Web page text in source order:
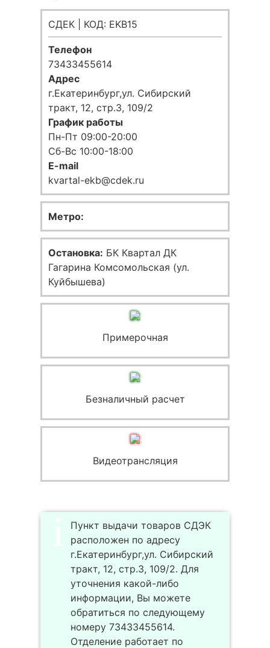
СДЕК | КОД: EKB15
Телефон
73433455614
Адрес
г.Екатеринбург,ул. Сибирский
тракт, 12, стр.3, 109/2
График работы
Пн-Пт 09:00-20:00
Сб-Вс 10:00-18:00
E-mail
kvartal-ekb@cdek.ru
Метро:
Остановка: БК Квартал ДК
Гагарина Комсомольская (ул.
Куйбышева)
Примерочная
Безналичный расчет
Видеотрансляция
Пункт выдачи товаров СДЭК
расположен по адресу
г.Екатеринбург,ул. Сибирский
тракт, 12, стр.3, 109/2. Для
уточнения какой-либо
информации, Вы можете
обратиться по следующему
номеру 73433455614.
Отделение работает по